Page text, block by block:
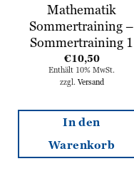
Mathematik
Sommertraining –
Sommertraining 1
€10,50
Enthält 10% MwSt.
zzgl. Versand
In den
Warenkorb